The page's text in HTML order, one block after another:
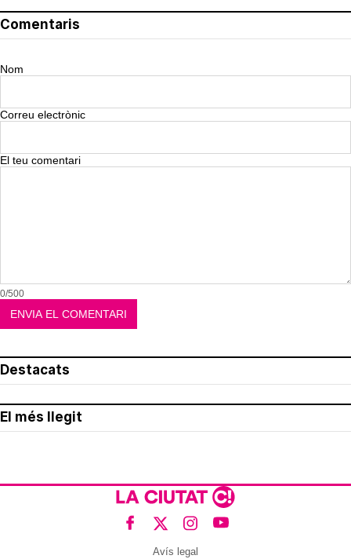
Comentaris
Nom
Correu electrònic
El teu comentari
0/500
Destacats
El més llegit
Avís legal